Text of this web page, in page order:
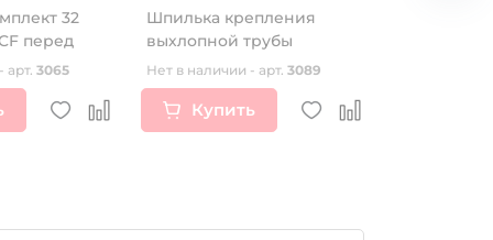
32
перед
арт. 3065
Шпилька крепления
выхлопной трубы
Нет в наличии - арт. 3089
Купить